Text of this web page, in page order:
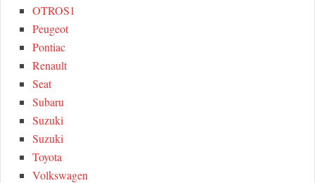
OTROS1
Peugeot
Pontiac
Renault
Seat
Subaru
Suzuki
Suzuki
Toyota
Volkswagen